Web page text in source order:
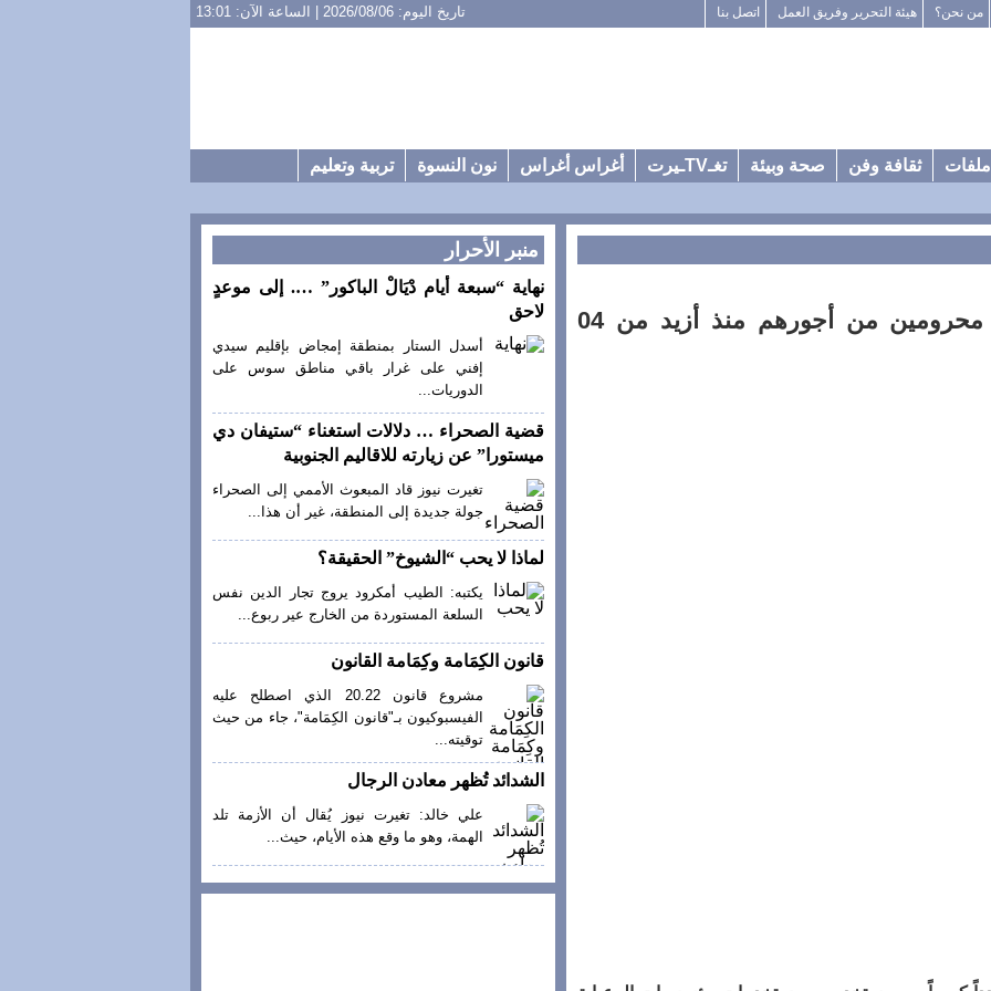
من نحن؟ هيئة التحرير وفريق العمل اتصل بنا تاريخ اليوم: 2026/08/06 | الساعة الآن: 13:01
ملفات ثقافة وفن صحة وبيئة تغـTVـيرت أغراس أغراس نون النسوة
تربية وتعليم
سيدي إفني … مستخدمين محرومين من أجورهم منذ أزيد من 04
منبر الأحرار
نهاية “سبعة أيام دْيَالْ الباكور” …. إلى موعدٍ
لاحق
أسدل الستار بمنطقة إمجاض بإقليم سيدي
إفني على غرار باقي مناطق سوس على
الدوريات...
قضية الصحراء … دلالات استغناء “ستيفان دي
ميستورا” عن زيارته للاقاليم الجنوبية
تغيرت نيوز قاد المبعوث الأممي إلى الصحراء
جولة جديدة إلى المنطقة، غير أن هذا...
لماذا لا يحب “الشيوخ” الحقيقة؟
يكتبه: الطيب أمكرود يروج تجار الدين نفس
السلعة المستوردة من الخارج عير ربوع...
قانون الكِمَامة وكِمَامة القانون
مشروع قانون 20.22 الذي اصطلح عليه
الفيسبوكيون بـ"قانون الكِمَامة"، جاء من حيث
توقيته...
الشدائد تُظهر معادن الرجال
علي خالد: تغيرت نيوز يُقال أن الأزمة تلد
الهمة، وهو ما وقع هذه الأيام، حيث...